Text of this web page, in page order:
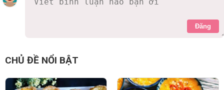
Đăng
CHỦ ĐỀ NỔI BẬT